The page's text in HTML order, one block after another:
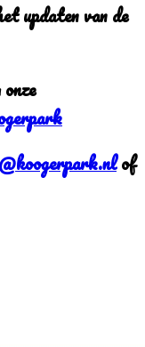
updaten van de
of